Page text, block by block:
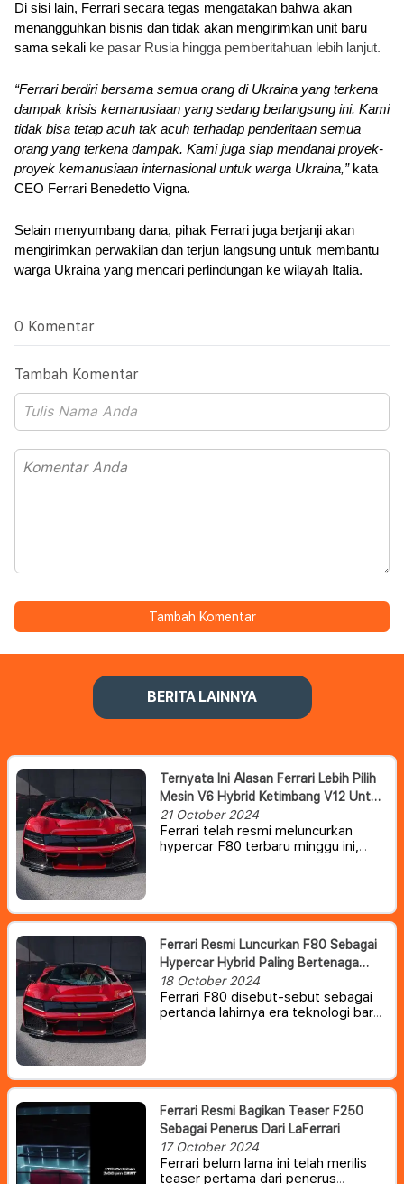
Di sisi lain, Ferrari secara tegas mengatakan bahwa akan
menangguhkan bisnis dan tidak akan mengirimkan unit baru
sama sekali ke pasar Rusia hingga pemberitahuan lebih lanjut.
“Ferrari berdiri bersama semua orang di Ukraina yang terkena
dampak krisis kemanusiaan yang sedang berlangsung ini. Kami
tidak bisa tetap acuh tak acuh terhadap penderitaan semua
orang yang terkena dampak. Kami juga siap mendanai proyek-
proyek kemanusiaan internasional untuk warga Ukraina,” kata
CEO Ferrari Benedetto Vigna.
Selain menyumbang dana, pihak Ferrari juga berjanji akan
mengirimkan perwakilan dan terjun langsung untuk membantu
warga Ukraina yang mencari perlindungan ke wilayah Italia.
0 Komentar
Tambah Komentar
Tambah Komentar
BERITA LAINNYA
Ternyata Ini Alasan Ferrari Lebih Pilih
Mesin V6 Hybrid Ketimbang V12 Untuk
Hypercar F80
21 October 2024
Ferrari telah resmi meluncurkan
hypercar F80 terbaru minggu ini,
tidak dimiliki oleh F80 yang
membuat sebagian besar
penggemarnya kecewa, yakni fakta
bahwa mobil ini tidak memiliki mesin
V12.
Ferrari Resmi Luncurkan F80 Sebagai
Hypercar Hybrid Paling Bertenaga
Dalam Sejarah Perusahaan
18 October 2024
Ferrari F80 disebut-sebut sebagai
pertanda lahirnya era teknologi baru
twin-turbo sekaligus Ferrari paling
bertenaga yang pernah ada.
Ferrari Resmi Bagikan Teaser F250
Sebagai Penerus Dari LaFerrari
17 October 2024
Ferrari belum lama ini telah merilis
teaser pertama dari penerus